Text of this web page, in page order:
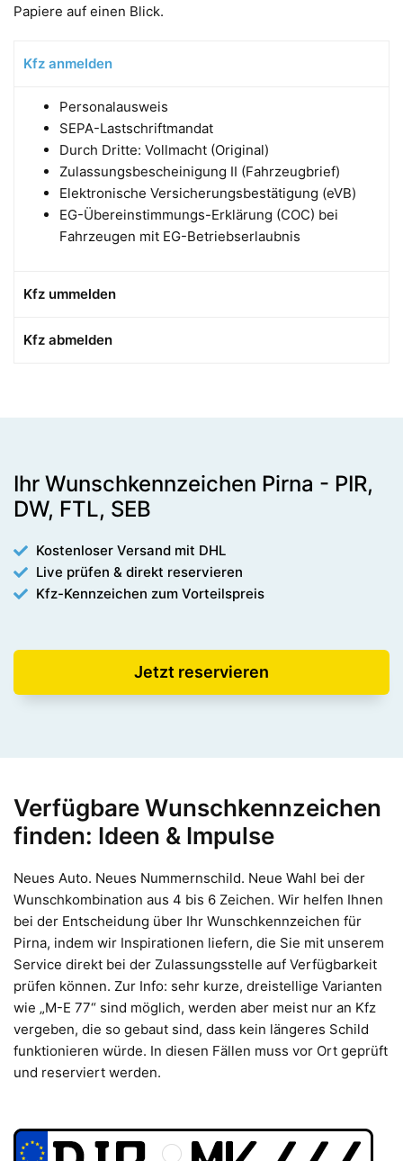
Papiere auf einen Blick.
Kfz anmelden
Personalausweis
SEPA-Lastschriftmandat
Durch Dritte: Vollmacht (Original)
Zulassungsbescheinigung II (Fahrzeugbrief)
Elektronische Versicherungsbestätigung (eVB)
EG-Übereinstimmungs-Erklärung (COC) bei
Fahrzeugen mit EG-Betriebserlaubnis
Kfz ummelden
Kfz abmelden
Ihr Wunschkennzeichen Pirna - PIR,
DW, FTL, SEB
Kostenloser Versand mit DHL
Live prüfen & direkt reservieren
Kfz-Kennzeichen zum Vorteilspreis
Jetzt reservieren
Verfügbare Wunschkennzeichen
finden: Ideen & Impulse
Neues Auto. Neues Nummernschild. Neue Wahl bei der
Wunschkombination aus 4 bis 6 Zeichen. Wir helfen Ihnen
bei der Entscheidung über Ihr Wunschkennzeichen für
Pirna, indem wir Inspirationen liefern, die Sie mit unserem
Service direkt bei der Zulassungsstelle auf Verfügbarkeit
prüfen können. Zur Info: sehr kurze, dreistellige Varianten
wie „M-E 77“ sind möglich, werden aber meist nur an Kfz
vergeben, die so gebaut sind, dass kein längeres Schild
funktionieren würde. In diesen Fällen muss vor Ort geprüft
und reserviert werden.